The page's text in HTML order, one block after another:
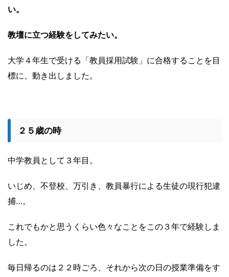
い。
教壇に立つ経験をしてみたい。
大学４年生で受ける「教員採用試験」に合格することを目
標に、動き出しました。
２５歳の時
中学教員として３年目。
いじめ、不登校、万引き、教員暴行による生徒の現行犯逮
捕…。
これでもかと思うくらい色々なことをこの３年で経験しま
した。
毎日帰るのは２２時ごろ、それから次の日の授業準備をす